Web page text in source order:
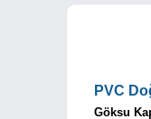
PVC
Göksu